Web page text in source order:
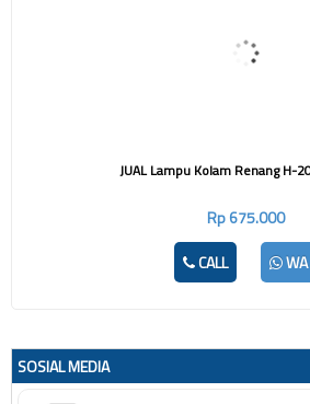
JUAL Lampu Kolam Renang H-
Rp 675.000
CALL
WA
SOSIAL MEDIA